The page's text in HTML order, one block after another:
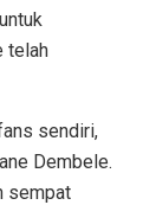
telah
sendiri,
Dembele.
sempat